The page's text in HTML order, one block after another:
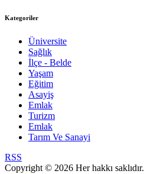
Kategoriler
Üniversite
Sağlık
İlçe - Belde
Yaşam
Eğitim
Asayiş
Emlak
Turizm
Emlak
Tarım Ve Sanayi
RSS
Copyright © 2026 Her hakkı saklıdır.